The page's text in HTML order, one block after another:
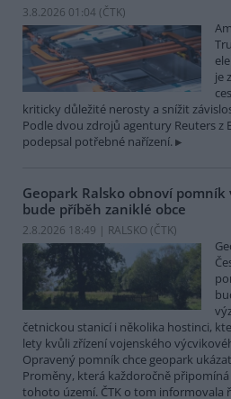
3.8.2026 01:04 (ČTK)
je
kriticky důležité nerosty a snížit
Podle dvou zdrojů agentury Reuters z
podepsal potřebné nařízení.
Geopark Ralsko obnoví
bude příběh zaniklé obce
2.8.2026 18:49 | RALSKO (ČTK)
četnickou stanicí i několika hostinci,
lety kvůli zřízení vojenského
Opravený pomník chce geopark
Proměny, která každoročně
tohoto území. ČTK o tom informovala